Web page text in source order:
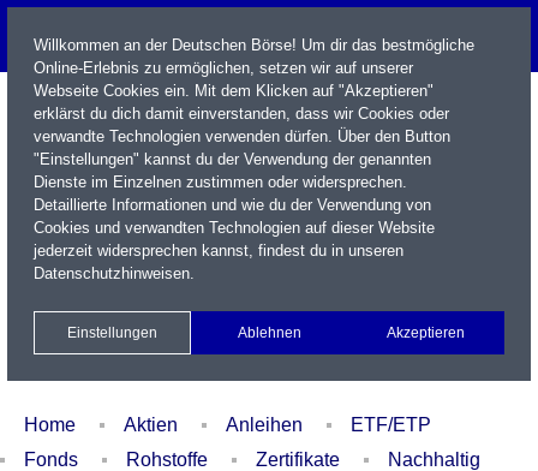
Name / WKN / ISIN / Kürzel
Xetra Realtime
Watchlist Portfolio Login
Home Aktien Anleihen
ETF/ETP
Fonds
Rohstoffe Zertifikate
Nachhaltig
Willkommen an der Deutschen Börse! Um dir das bestmögliche
Online-Erlebnis zu ermöglichen, setzen wir auf unserer
Webseite Cookies ein. Mit dem Klicken auf "Akzeptieren"
erklärst du dich damit einverstanden, dass wir Cookies oder
verwandte Technologien verwenden dürfen. Über den Button
"Einstellungen" kannst du der Verwendung der genannten
Dienste im Einzelnen zustimmen oder widersprechen.
Detaillierte Informationen und wie du der Verwendung von
Cookies und verwandten Technologien auf dieser Website
jederzeit widersprechen kannst, findest du in unseren
Datenschutzhinweisen.
Einstellungen Ablehnen Akzeptieren